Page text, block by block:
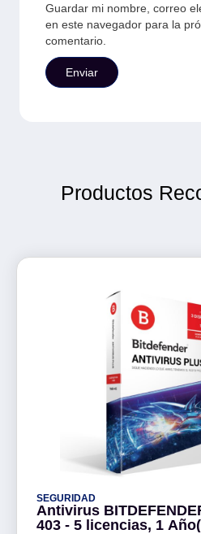
Guardar mi nombre, correo
en este navegador para la
comentario.
Productos
SEGURIDAD
Antivirus
403 - 5 licencias, 1